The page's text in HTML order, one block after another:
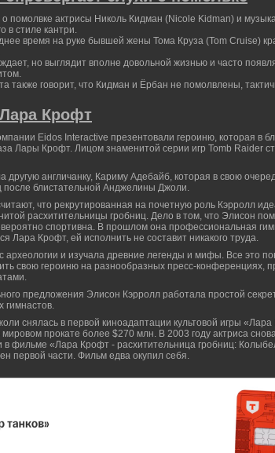
о помолвке актрисы Николь Кидман (Nicole Kidman) и
в стиле кантри.
время на руке бывшей жены Тома Круза (Tom Cruise)
но выглядит вполне довольной жизнью и часто
также говорит, что Кидман и Ёрбан не помолвлены,
Крофт
Eidos Interactive презентовали героиню, которая в
Лары Крофт. Лицом знаменитой серии игр Tomb Raider
другую англичанку, Кариму Адебайб, которая в свою
после блистательной Анджелины Джоли.
что рекрутированная на почетную роль Кэрролл
расхитительницы гробниц. Дело в том, что Элисон
спортивна. В прошлом она профессиональная
Лара Крофт, ей исполнить не составит никакого труда.
археологии и изучала древние легенды и мифы. Все это
свою героиню на разнообразных пресс-конференциях,
предложения Элисон Кэрролл работала простой
гимнастов.
снялась в первой киноадаптации культовой игры
прокате более $270 млн. В 2003 году актриса
в фильме «Лара Крофт - расхитительница гробниц:
первой части. Фильм едва окупил себя.